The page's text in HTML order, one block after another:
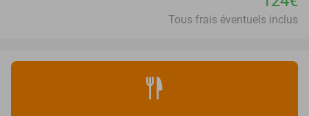
Tous frais éventuels inclus